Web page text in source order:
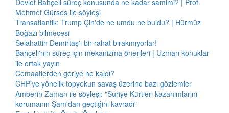
Devlet Bahçeli süreç konusunda ne kadar samimi? | Prof.
Mehmet Gürses ile söyleşi
Transatlantik: Trump Çin'de ne umdu ne buldu? | Hürmüz
Boğazı bilmecesi
Selahattin Demirtaş'ı bir rahat bırakmıyorlar!
Bahçeli'nin süreç için mekanizma önerileri | Uzman konuklar
ile ortak yayın
Cemaatlerden geriye ne kaldı?
CHP'ye yönelik topyekun savaş üzerine bazı gözlemler
Amberin Zaman ile söyleşi: "Suriye Kürtleri kazanımlarını
korumanın Şam'dan geçtiğini kavradı"